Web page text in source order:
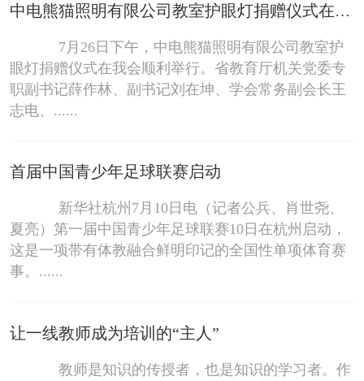
中电熊猫照明有限公司教室护眼灯捐赠仪式在我会举行
7月26日下午，中电熊猫照明有限公司教室护
眼灯捐赠仪式在我会顺利举行。省教育厅机关党委专
职副书记薛作林、副书记刘在坤、学会常务副会长王
志电、......
首届中国青少年足球联赛启动
新华社杭州7月10日电（记者公兵、肖世尧、
夏亮）第一届中国青少年足球联赛10日在杭州启动，
这是一项带有体教融合鲜明印记的全国性单项体育赛
事。......
让一线教师成为培训的“主人”
教师是知识的传授者，也是知识的学习者。作